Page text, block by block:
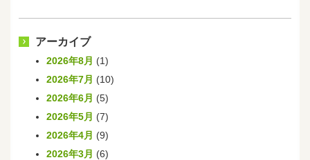
アーカイブ
2026年8月 (1)
2026年7月 (10)
2026年6月 (5)
2026年5月 (7)
2026年4月 (9)
2026年3月 (6)